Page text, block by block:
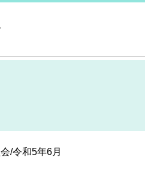
/令和5年6月